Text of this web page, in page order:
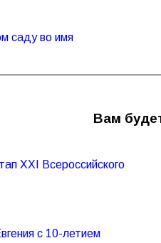
саду во имя
Вам
XXI Всероссийского
с 10-летием